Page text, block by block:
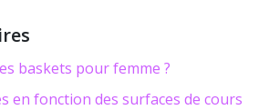
baskets pour femme ?
en fonction des surfaces de cours